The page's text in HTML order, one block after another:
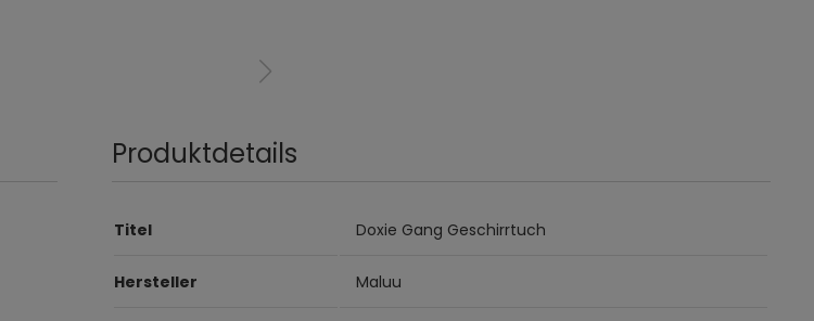
Produktdetails
Titel Doxie Gang Geschirrtuch
Hersteller Maluu